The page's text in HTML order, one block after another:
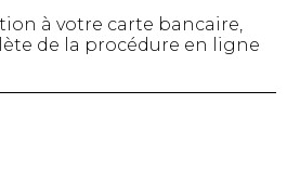
à votre carte bancaire,
de la procédure en ligne